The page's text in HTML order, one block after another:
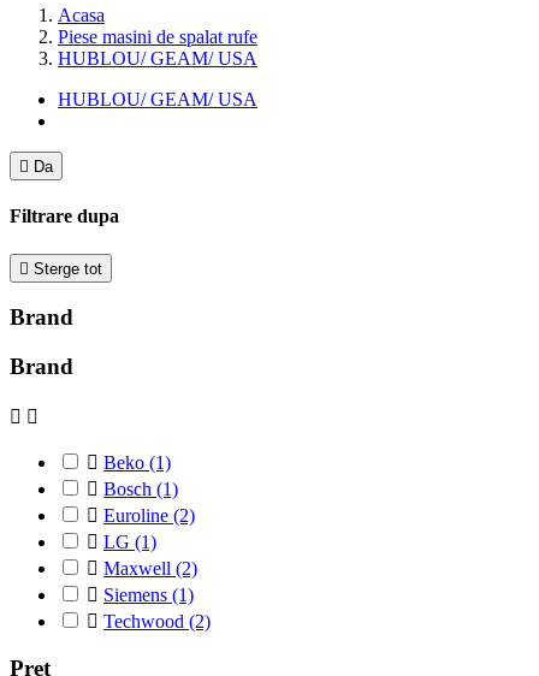
Acasa
Piese masini de spalat rufe
HUBLOU/ GEAM/ USA
HUBLOU/ GEAM/ USA
 Da
Filtrare dupa
 Sterge tot
Brand
Brand
 
 Beko (1)
 Bosch (1)
 Euroline (2)
 LG (1)
 Maxwell (2)
 Siemens (1)
 Techwood (2)
Pret